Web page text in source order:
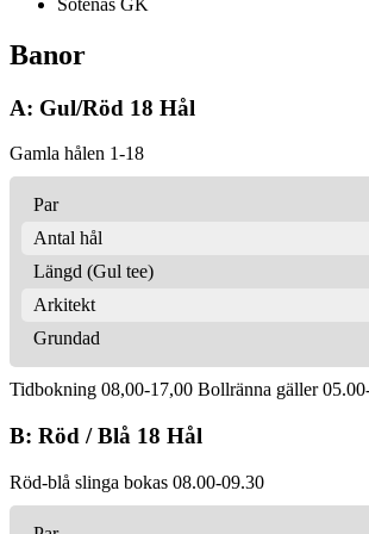
Sotenäs GK
Banor
A: Gul/Röd 18 Hål
Gamla hålen 1-18
Par
Antal hål
Längd (Gul tee)
Arkitekt
Grundad
Tidbokning 08,00-17,00 Bollränna gäller
B: Röd / Blå 18 Hål
Röd-blå slinga bokas 08.00-09.30